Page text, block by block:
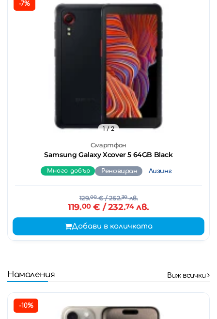
-7%
Смартфон
Samsung Galaxy Xcover 5 64GB Black
1/ 2
Много добър Реновиран Лизинг
129.00€/ 252.30лв.
119.00€ / 232.74лв.
Добави в количката
Намаления Виж всички
-10%